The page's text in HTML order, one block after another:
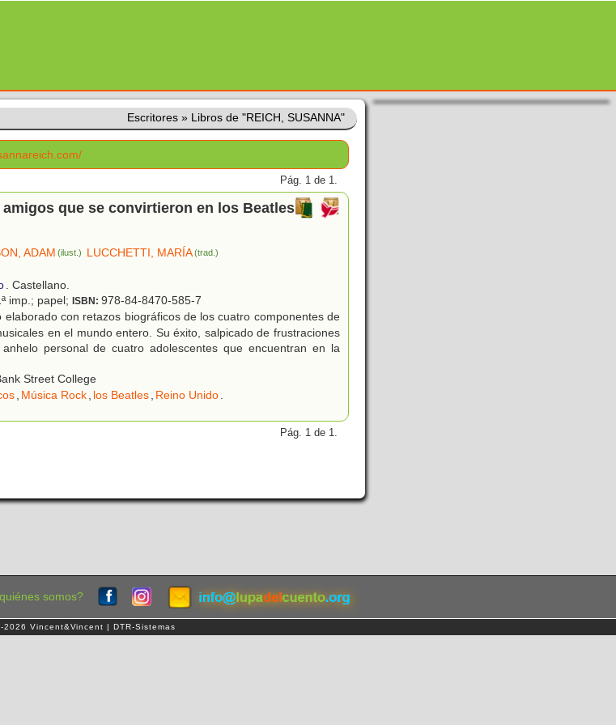
Escritores » Libros de "REICH, SUSANNA"
Pág. 1 de 1.
que se convirtieron en los Beatles
ADAM (ilust.) LUCCHETTI, MARÍA(trad.)
. Castellano.
imp.; papel; ISBN: 978-84-8470-585-7
elaborado con retazos biográficos de los cuatro componentes de
en el mundo entero. Su éxito, salpicado de frustraciones
personal de cuatro adolescentes que encuentran en la
Street College
, Música Rock, los Beatles, Reino Unido.
Pág. 1 de 1.
somos?
2026 Vincent&Vincent | DTR-Sistemas